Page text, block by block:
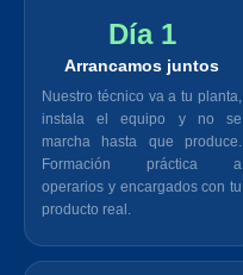
Día 1
Arrancamos juntos
Nuestro técnico va a tu planta,
instala el equipo y no se
marcha hasta que produce.
Formación práctica a
operarios y encargados con tu
producto real.